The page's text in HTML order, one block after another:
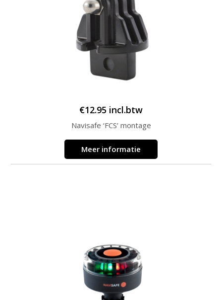
€12.95 incl.btw
Navisafe ‘FCS’ montage
Meer informatie